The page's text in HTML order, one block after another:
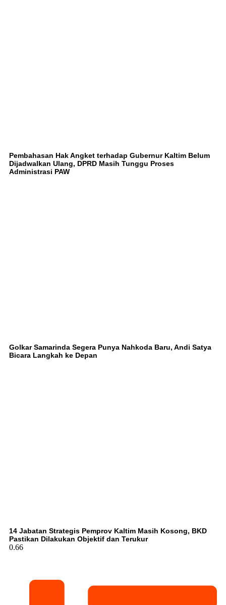
Pembahasan Hak Angket terhadap Gubernur Kaltim Belum
Dijadwalkan Ulang, DPRD Masih Tunggu Proses
Administrasi PAW
Golkar Samarinda Segera Punya Nahkoda Baru, Andi Satya
Bicara Langkah ke Depan
14 Jabatan Strategis Pemprov Kaltim Masih Kosong, BKD
Pastikan Dilakukan Objektif dan Terukur